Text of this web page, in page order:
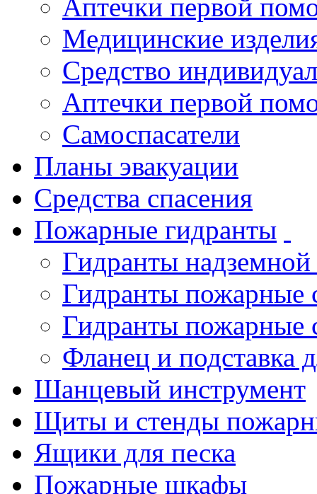
Аптечки первой
Медицинские
Средство
Аптечки первой
Самоспасатели
Планы эвакуации
Средства спасения
Пожарные гидранты
Гидранты
Гидранты пожарные
Гидранты пожарные
Фланец и подставка
Шанцевый инструмент
Щиты и стенды
Ящики для песка
Пожарные шкафы